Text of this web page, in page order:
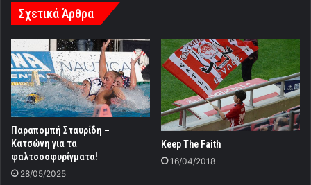
Σχετικά Άρθρα
Παραπομπή Σταυρίδη –
Κατσώνη για τα
φαλτσοσφυρίγματα!
28/05/2025
Keep The Faith
16/04/2018